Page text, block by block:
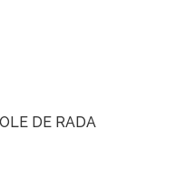
DE RADA